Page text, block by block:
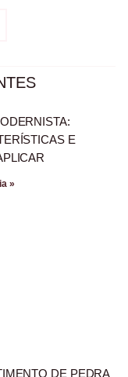
E
»
DE PEDRA